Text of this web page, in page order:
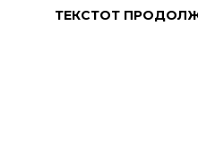
ТЕКСТОТ